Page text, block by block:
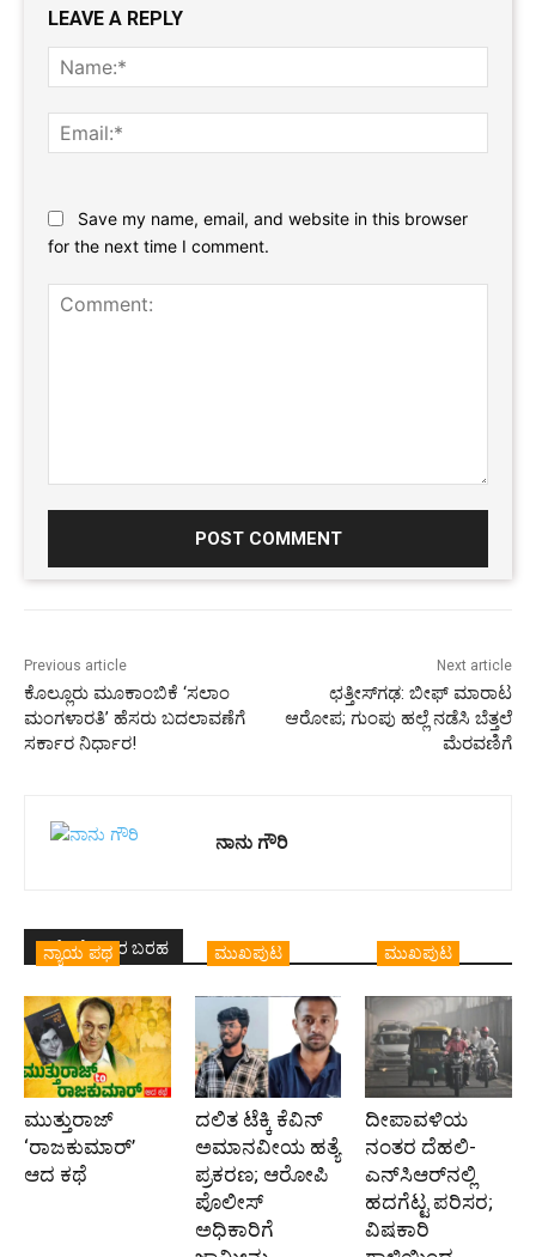
LEAVE A REPLY
Save my name, email, and website in this browser
for the next time I comment.
Previous article
ಕೊಲ್ಲೂರು ಮೂಕಾಂಬಿಕೆ ‘ಸಲಾಂ
ಮಂಗಳಾರತಿ’ ಹೆಸರು ಬದಲಾವಣೆಗೆ
ಸರ್ಕಾರ ನಿರ್ಧಾರ!
Next article
ಛತ್ತೀಸ್‌ಗಢ: ಬೀಫ್‌ ಮಾರಾಟ
ಆರೋಪ; ಗುಂಪು ಹಲ್ಲೆ ನಡೆಸಿ ಬೆತ್ತಲೆ
ಮೆರವಣಿಗೆ
ನಾನು ಗೌರಿ
ಇದೇ ಲೇಖಕರ ಬರಹ
ನ್ಯಾಯ ಪಥ
ಮುತ್ತುರಾಜ್
‘ರಾಜಕುಮಾರ್‍’
ಆದ ಕಥೆ
ಮುಖಪುಟ
ದಲಿತ ಟೆಕ್ಕಿ ಕೆವಿನ್
ಅಮಾನವೀಯ ಹತ್ಯೆ
ಪ್ರಕರಣ; ಆರೋಪಿ
ಪೊಲೀಸ್‌
ಅಧಿಕಾರಿಗೆ
ಮುಖಪುಟ
ದೀಪಾವಳಿಯ
ನಂತರ ದೆಹಲಿ-
ಎನ್‌ಸಿಆರ್‌ನಲ್ಲಿ
ಹದಗೆಟ್ಟ ಪರಿಸರ;
ವಿಷಕಾರಿ